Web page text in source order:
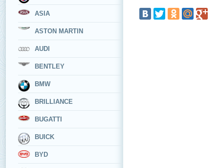
ASIA
ASTON MARTIN
AUDI
BENTLEY
BMW
BRILLIANCE
BUGATTI
BUICK
BYD